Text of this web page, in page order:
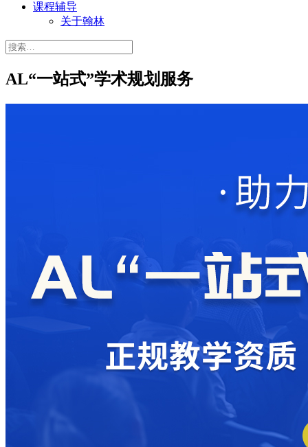
课程辅导
关于翰林
搜
AL“一站式”学术规划服务